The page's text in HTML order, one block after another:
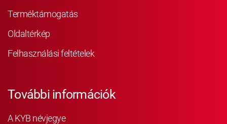
Terméktámogatás
Oldaltérkép
Felhasználási feltételek
További információk
A KYB névjegye